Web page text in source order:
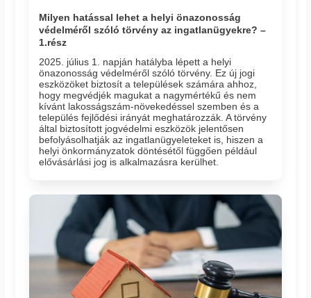
Milyen hatással lehet a helyi önazonosság
védelméről szóló törvény az ingatlanügyekre? –
1.rész
2025. július 1. napján hatályba lépett a helyi
önazonosság védelméről szóló törvény. Ez új jogi
eszközöket biztosít a települések számára ahhoz,
hogy megvédjék magukat a nagymértékű és nem
kívánt lakosságszám-növekedéssel szemben és a
település fejlődési irányát meghatározzák. A törvény
által biztosított jogvédelmi eszközök jelentősen
befolyásolhatják az ingatlanügyeleteket is, hiszen a
helyi önkormányzatok döntésétől függően például
elővásárlási jog is alkalmazásra kerülhet.